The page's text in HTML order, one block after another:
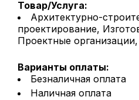
Товар/Услуга:
Архитектурно-
проектирование,
Проектные
Варианты оплаты:
Безналичная оплата
Наличная оплата